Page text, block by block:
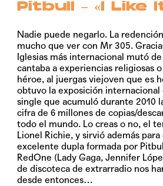
Pitbull – «I Like
Nadie puede negarlo. La
mucho que ver con Mr 305.
Iglesias más internacional mutó
cantaba a experiencias religiosas
héroe, al juergas viejoven que es
obtuvo la exposición
single que acumuló durante 2010
cifra de 6 millones de copias/
todo el mundo. Lo creas o no, el
Lionel Richie, y sirvió además
excelente dupla formada por
RedOne (Lady Gaga, Jennifer
de discoteca de extrarradio nos
desde entonces…